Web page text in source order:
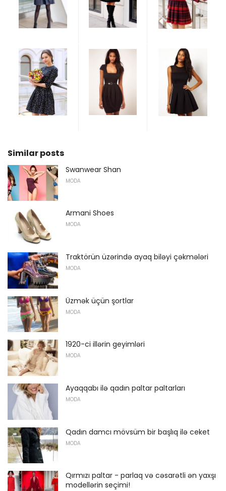
Similar posts
Swanwear Shan
MODA
Armani Shoes
MODA
Traktörün üzərində ayaq biləyi çəkmələri
MODA
Üzmək üçün şortlar
MODA
1920-ci illərin geyimləri
MODA
Ayaqqabı ilə qadın paltar paltarları
MODA
Qadın damcı mövsüm bir başlıq ilə ceket
MODA
Qırmızı paltar - parlaq və cəsarətli ən yaxşı
modellərin seçimi!